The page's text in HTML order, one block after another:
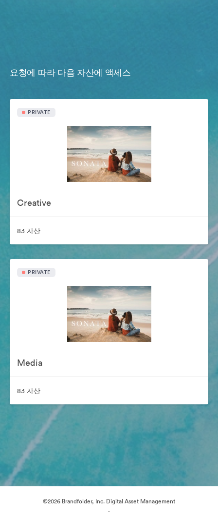
요청에 따라 다음 자산에 액세스
PRIVATE
Creative
83 자산
PRIVATE
Media
83 자산
©2026 Brandfolder, Inc. Digital Asset Management
·